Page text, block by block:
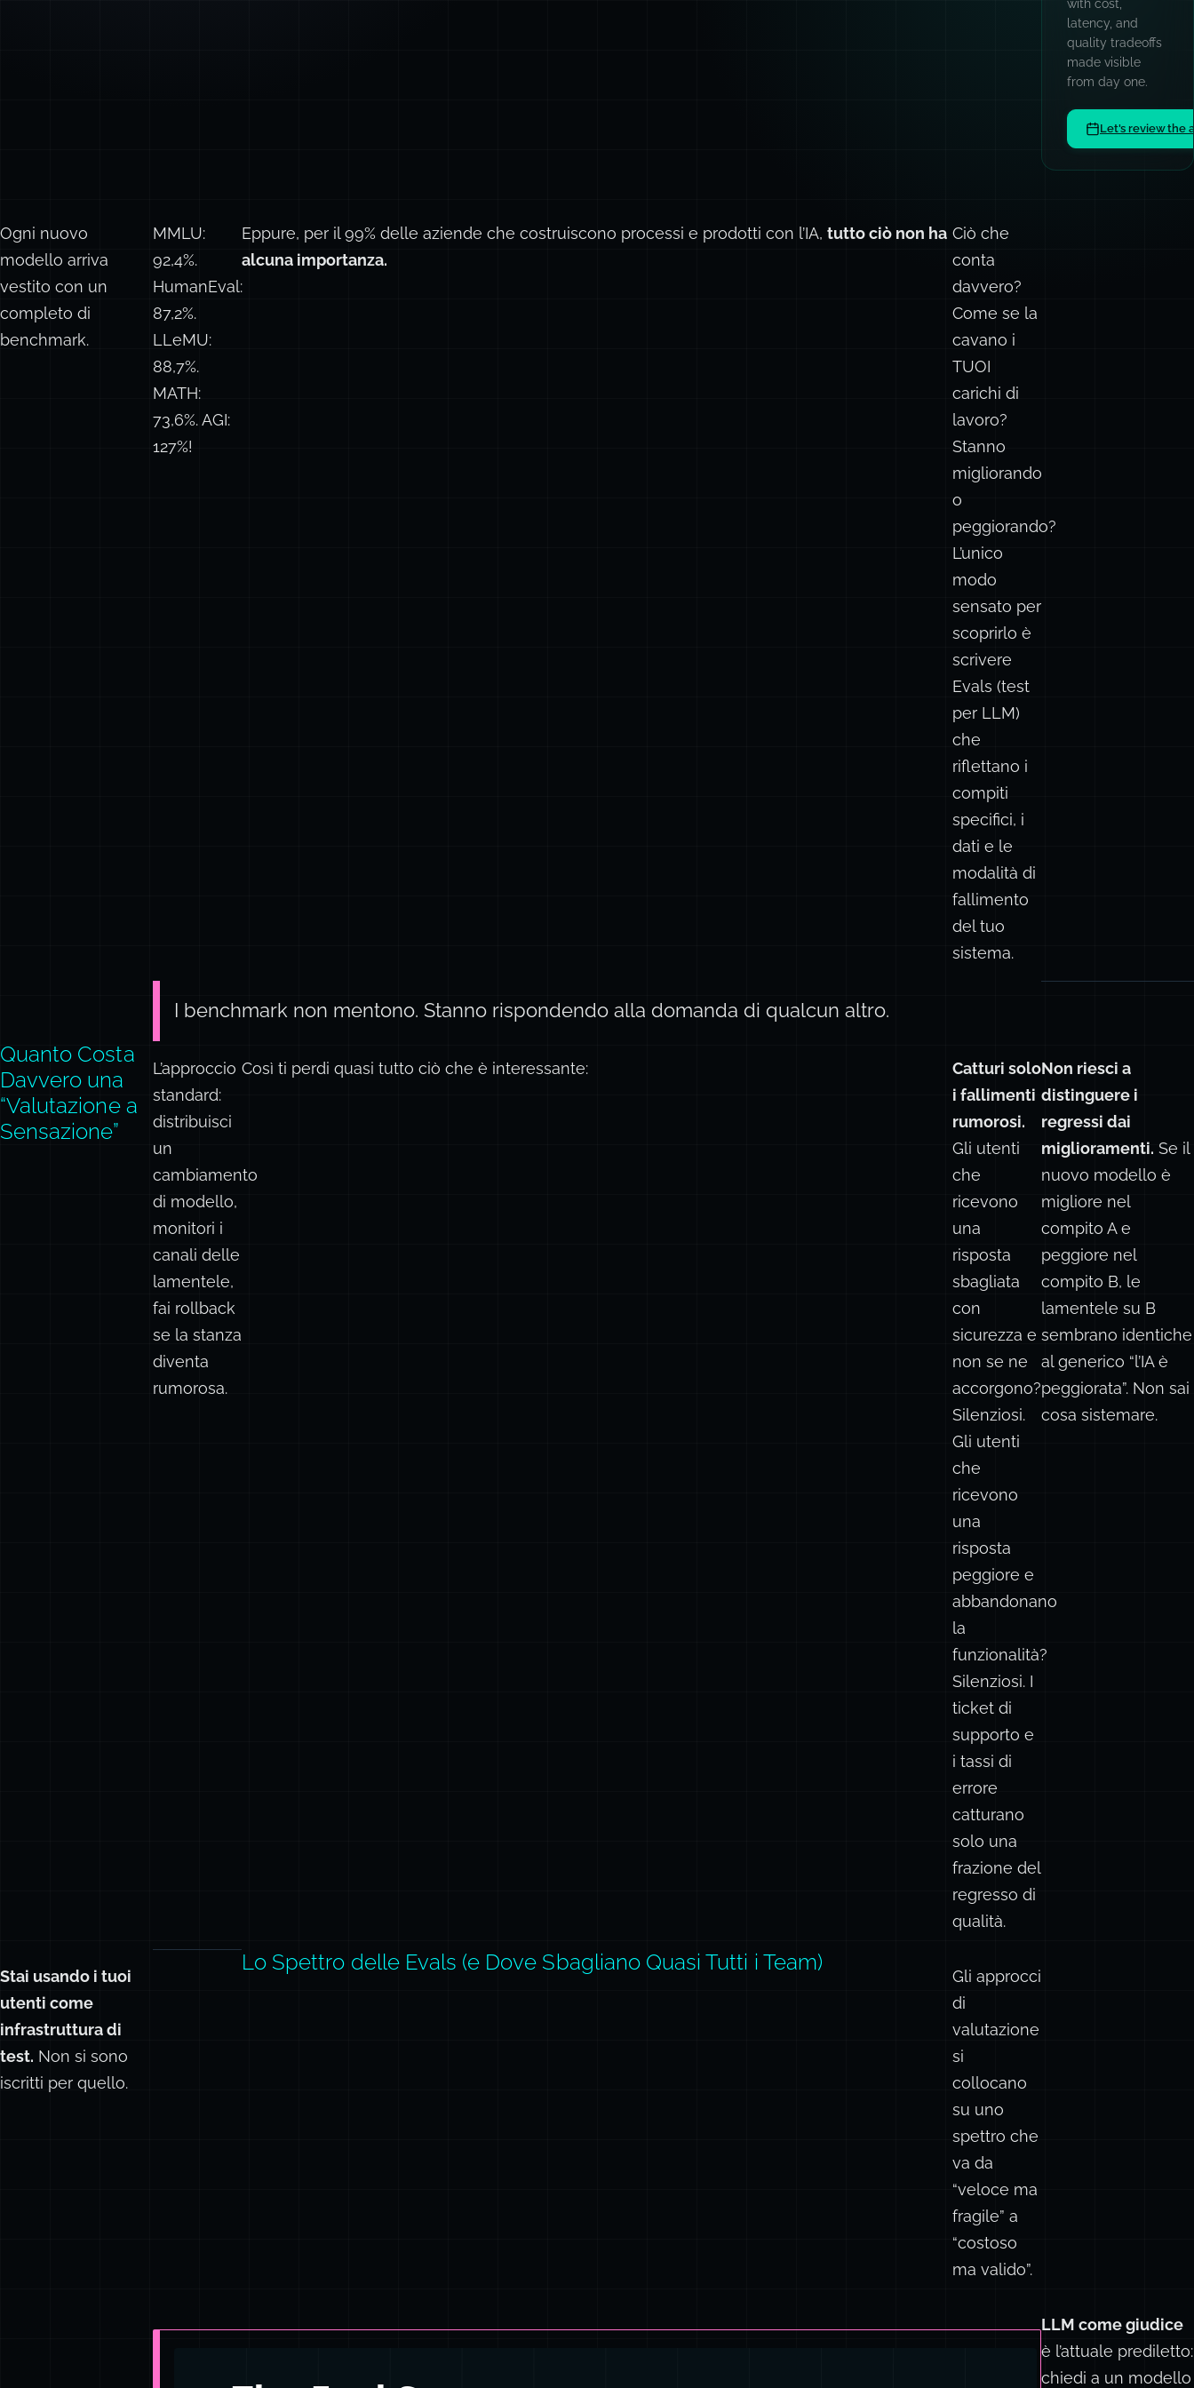
with cost,
latency, and
quality tradeoffs
made visible
from day one.
Let's review the
Ogni nuovo
modello arriva
vestito con un
completo di
benchmark.
MMLU:
92,4%.
HumanEval:
87,2%.
LLeMU:
88,7%.
MATH:
73,6%. AGI:
127%!
Eppure, per il 99% delle aziende che costruiscono processi e prodotti con l’IA, tutto ciò non ha
alcuna importanza.
Ciò che
conta
davvero?
Come se la
cavano i
TUOI
carichi di
lavoro?
Stanno
migliorando
o
peggiorando?
L’unico
modo
sensato per
scoprirlo è
scrivere
Evals (test
per LLM)
che
riflettano i
compiti
specifici, i
dati e le
modalità di
fallimento
del tuo
sistema.
I benchmark non mentono. Stanno rispondendo alla domanda di qualcun altro.
Quanto Costa
Davvero una
“Valutazione a
Sensazione”
L’approccio
standard:
distribuisci
un
cambiamento
di modello,
monitori i
canali delle
lamentele,
fai rollback
se la stanza
diventa
rumorosa.
Così ti perdi quasi tutto ciò che è interessante:
Catturi solo
i fallimenti
rumorosi.
Gli utenti
che
ricevono
una
risposta
sbagliata
con
sicurezza e
non se ne
accorgono?
Silenziosi.
Gli utenti
che
ricevono
una
risposta
peggiore e
abbandonano
la
funzionalità?
Silenziosi. I
ticket di
supporto e
i tassi di
errore
catturano
solo una
frazione del
regresso di
qualità.
Non riesci a
distinguere i
regressi dai
miglioramenti. Se il
nuovo modello è
migliore nel
compito A e
peggiore nel
compito B, le
lamentele su B
sembrano identiche
al generico “l’IA è
peggiorata”. Non sai
cosa sistemare.
Stai usando i tuoi
utenti come
infrastruttura di
test. Non si sono
iscritti per quello.
Lo Spettro delle Evals (e Dove Sbagliano Quasi Tutti i Team)
Gli approcci
di
valutazione
si
collocano
su uno
spettro che
va da
“veloce ma
fragile” a
“costoso
ma valido”.
LLM come giudice
è l’attuale prediletto:
chiedi a un modello